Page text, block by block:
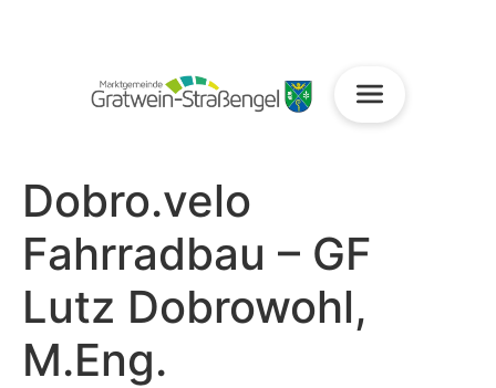
Dobro.velo
Fahrradbau – GF
Lutz Dobrowohl,
M.Eng.